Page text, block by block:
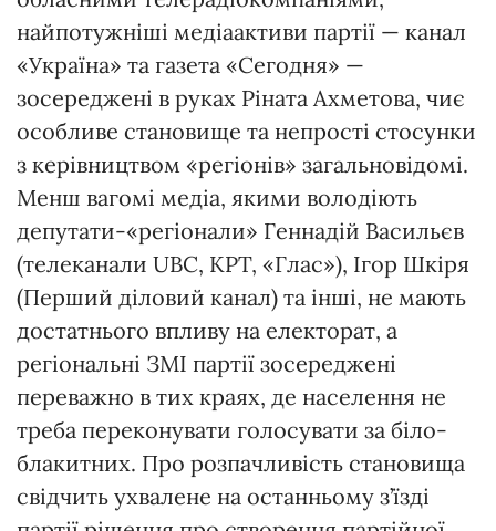
найпотужніші медіаактиви партії — канал
«Україна» та газета «Сегодня» —
зосереджені в руках Ріната Ахметова, чиє
особливе становище та непрості стосунки
з керівництвом «регіонів» загальновідомі.
Менш вагомі медіа, якими володіють
депутати-«регіонали» Геннадій Васильєв
(телеканали UBC, КРТ, «Глас»), Ігор Шкіря
(Перший діловий канал) та інші, не мають
достатнього впливу на електорат, а
регіональні ЗМІ партії зосереджені
переважно в тих краях, де населення не
треба переконувати голосувати за біло-
блакитних. Про розпачливість становища
свідчить ухвалене на останньому з’їзді